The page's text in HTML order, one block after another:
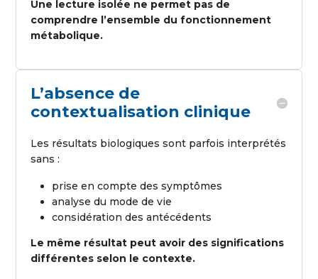
Une lecture isolée ne permet pas de
comprendre l’ensemble du fonctionnement
métabolique.
L’absence de
contextualisation clinique
Les résultats biologiques sont parfois interprétés
sans :
prise en compte des symptômes
analyse du mode de vie
considération des antécédents
Le même résultat peut avoir des significations
différentes selon le contexte.